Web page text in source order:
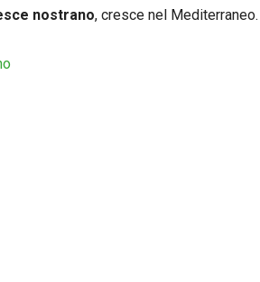
nostrano, cresce nel Mediterraneo.